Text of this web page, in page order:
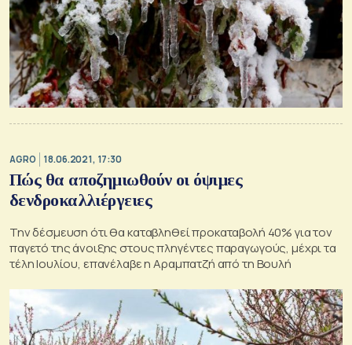
AGRO 18.06.2021, 17:30
Πώς θα αποζημιωθούν οι όψιμες
δενδροκαλλιέργειες
Την δέσμευση ότι θα καταβληθεί προκαταβολή 40% για τον
παγετό της άνοιξης στους πληγέντες παραγωγούς, μέχρι τα
τέλη Ιουλίου, επανέλαβε η Αραμπατζή από τη Βουλή